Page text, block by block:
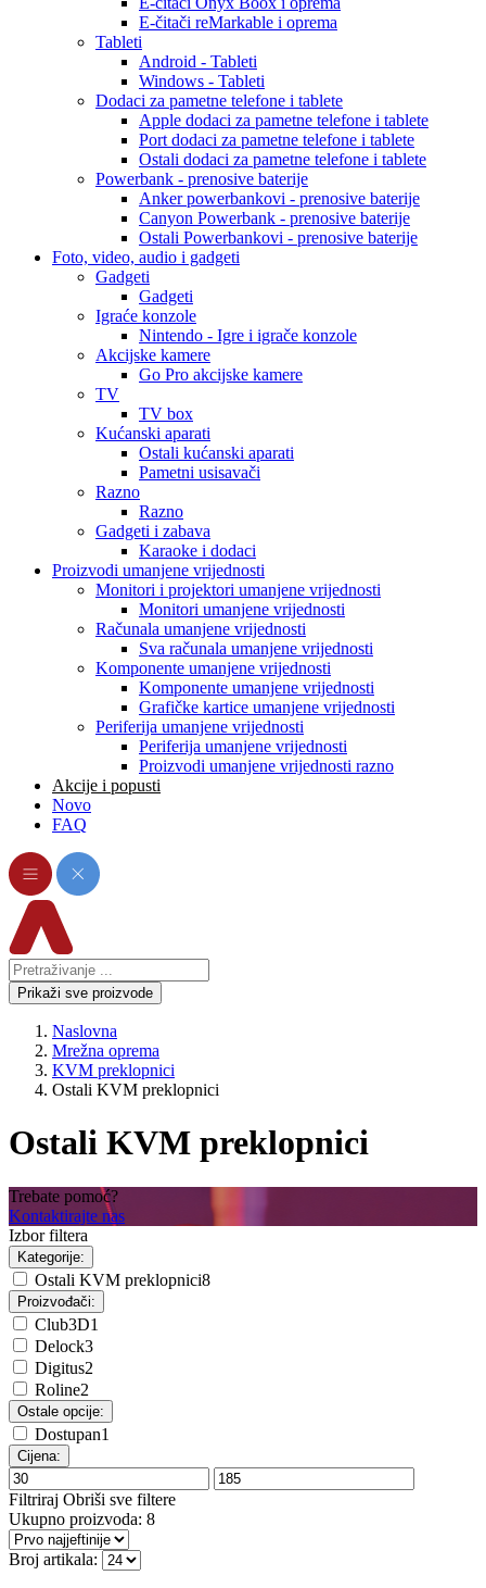
E-čitači reMarkable i oprema
Tableti
Android - Tableti
Windows - Tableti
Dodaci za pametne telefone i tablete
Apple dodaci za pametne telefone i tablete
Port dodaci za pametne telefone i tablete
Ostali dodaci za pametne telefone i tablete
Powerbank - prenosive baterije
Anker powerbankovi - prenosive baterije
Canyon Powerbank - prenosive baterije
Ostali Powerbankovi - prenosive baterije
Foto, video, audio i gadgeti
Gadgeti
Gadgeti
Igraće konzole
Nintendo - Igre i igrače konzole
Akcijske kamere
Go Pro akcijske kamere
TV
TV box
Kućanski aparati
Ostali kućanski aparati
Pametni usisavači
Razno
Razno
Gadgeti i zabava
Karaoke i dodaci
Proizvodi umanjene vrijednosti
Monitori i projektori umanjene vrijednosti
Monitori umanjene vrijednosti
Računala umanjene vrijednosti
Sva računala umanjene vrijednosti
Komponente umanjene vrijednosti
Komponente umanjene vrijednosti
Grafičke kartice umanjene vrijednosti
Periferija umanjene vrijednosti
Periferija umanjene vrijednosti
Proizvodi umanjene vrijednosti razno
Akcije i popusti
Novo
FAQ
Prikaži sve proizvode
Naslovna
Mrežna oprema
KVM preklopnici
Ostali KVM preklopnici
Ostali KVM preklopnici
Trebate pomoć?
Kontaktirajte nas
Izbor filtera
Kategorije:
Ostali KVM preklopnici8
Proizvođači:
Club3D1
Delock3
Digitus2
Roline2
Ostale opcije:
Dostupan1
Cijena:
Filtriraj Obriši sve filtere
Ukupno proizvoda: 8
Broj artikala: